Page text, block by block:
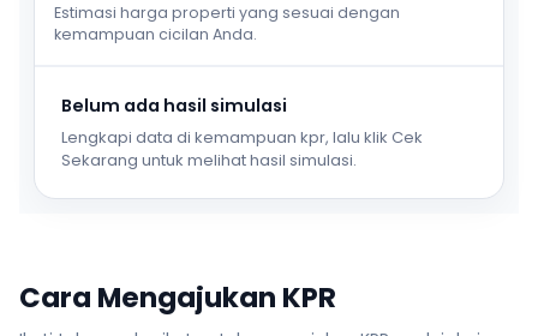
Estimasi harga properti yang sesuai dengan
kemampuan cicilan Anda.
Belum ada hasil simulasi
Lengkapi data di kemampuan kpr, lalu klik Cek
Sekarang untuk melihat hasil simulasi.
Cara Mengajukan KPR